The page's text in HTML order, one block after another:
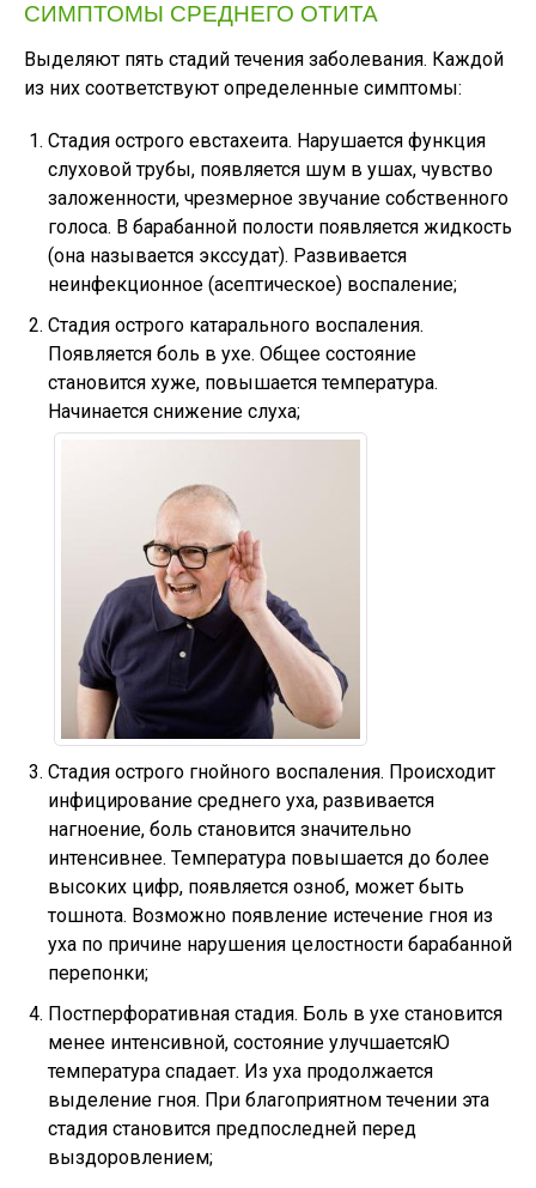
СИМПТОМЫ СРЕДНЕГО ОТИТА
Выделяют пять стадий течения заболевания. Каждой
из них соответствуют определенные симптомы:
Стадия острого евстахеита. Нарушается функция
слуховой трубы, появляется шум в ушах, чувство
заложенности, чрезмерное звучание собственного
голоса. В барабанной полости появляется жидкость
(она называется экссудат). Развивается
неинфекционное (асептическое) воспаление;
Стадия острого катарального воспаления.
Появляется боль в ухе. Общее состояние
становится хуже, повышается температура.
Начинается снижение слуха;
Стадия острого гнойного воспаления. Происходит
инфицирование среднего уха, развивается
нагноение, боль становится значительно
интенсивнее. Температура повышается до более
высоких цифр, появляется озноб, может быть
тошнота. Возможно появление истечение гноя из
уха по причине нарушения целостности барабанной
перепонки;
Постперфоративная стадия. Боль в ухе становится
менее интенсивной, состояние улучшаетсяЮ
температура спадает. Из уха продолжается
выделение гноя. При благоприятном течении эта
стадия становится предпоследней перед
выздоровлением;